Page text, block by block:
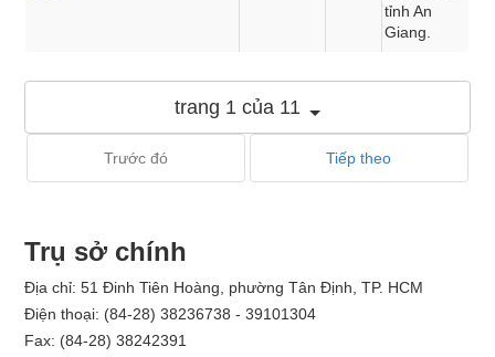
tỉnh An
Giang.
trang 1 của 11
Trước đó Tiếp theo
Trụ sở chính
Địa chỉ: 51 Đinh Tiên Hoàng, phường Tân Định, TP. HCM
Điện thoại: (84-28) 38236738 - 39101304
Fax: (84-28) 38242391